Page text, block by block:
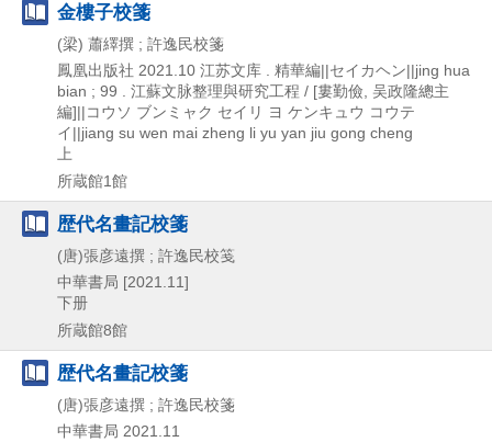
金樓子校箋
(梁) 蕭繹撰 ; 許逸民校箋
鳳凰出版社 2021.10 江苏文库 . 精華編||セイカヘン||jing hua
bian ; 99 . 江蘇文脉整理與研究工程 / [婁勤儉, 吴政隆總主
編]||コウソ ブンミャク セイリ ヨ ケンキュウ コウテ
イ||jiang su wen mai zheng li yu yan jiu gong cheng
上
所蔵館1館
歴代名畫記校箋
(唐)張彦遠撰 ; 許逸民校笺
中華書局 [2021.11]
下册
所蔵館8館
歴代名畫記校箋
(唐)張彦遠撰 ; 許逸民校箋
中華書局 2021.11